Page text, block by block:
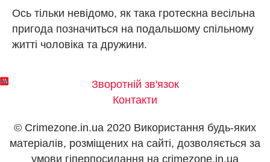
Ось тільки невідомо, як така гротескна весільна
пригода позначиться на подальшому спільному
житті чоловіка та дружини.
Зворотній зв'язок
Контакти
© Crimezone.in.ua 2020 Використання будь-яких
матеріалів, розміщених на сайті, дозволяється за
умови гіперпосилання на сrimezone.in.ua